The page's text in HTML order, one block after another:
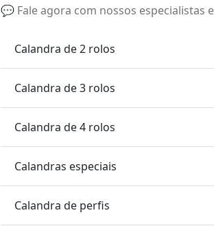
💬 Fale agora com nossos especialistas
Calandra de 2 rolos
Calandra de 3 rolos
Calandra de 4 rolos
Calandras especiais
Calandra de perfis